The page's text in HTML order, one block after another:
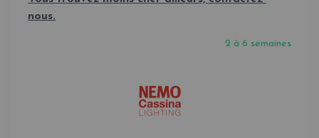
nous.
2 à 6 semaines